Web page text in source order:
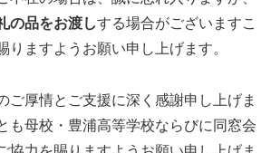
の品をお渡しする場合がございますこ
りますようお願い申し上げます。
ご厚情とご支援に深く感謝申し上げま
も母校・豊浦高等学校ならびに同窓会